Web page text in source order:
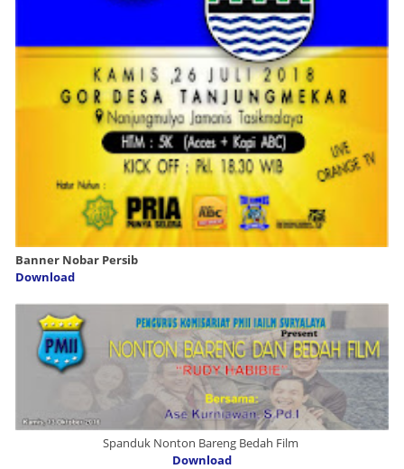
Banner Nobar Persib
Download
Spanduk Nonton Bareng Bedah Film
Download